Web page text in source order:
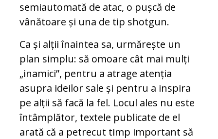
semiautomată de atac, o pușcă de
vânătoare și una de tip shotgun.
Ca și alții înaintea sa, urmărește un
plan simplu: să omoare cât mai mulți
„inamici”, pentru a atrage atenția
asupra ideilor sale și pentru a inspira
pe alții să facă la fel. Locul ales nu este
întâmplător, textele publicate de el
arată că a petrecut timp important să